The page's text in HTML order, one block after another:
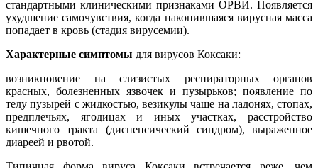
стандартными клиническими признаками ОРВИ. Появляется
ухудшение самочувствия, когда накопившаяся вирусная масса
попадает в кровь (стадия вирусемии).
Характерные симптомы для вирусов Коксаки:
возникновение на слизистых респираторных органов
красных, болезненных язвочек и пузырьков; появление по
телу пузырей с жидкостью, везикулы чаще на ладонях, стопах,
предплечьях, ягодицах и иных участках, расстройство
кишечного тракта (диспепсический синдром), выраженное
диареей и рвотой.